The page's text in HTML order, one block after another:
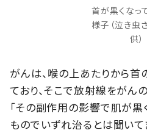
首が黒くなっ
様子（泣き虫
供）
がんは、喉の上あたりから首
ており、そこで放射線をがん
「その副作用の影響で肌が黒
ものでいずれ治るとは聞いて